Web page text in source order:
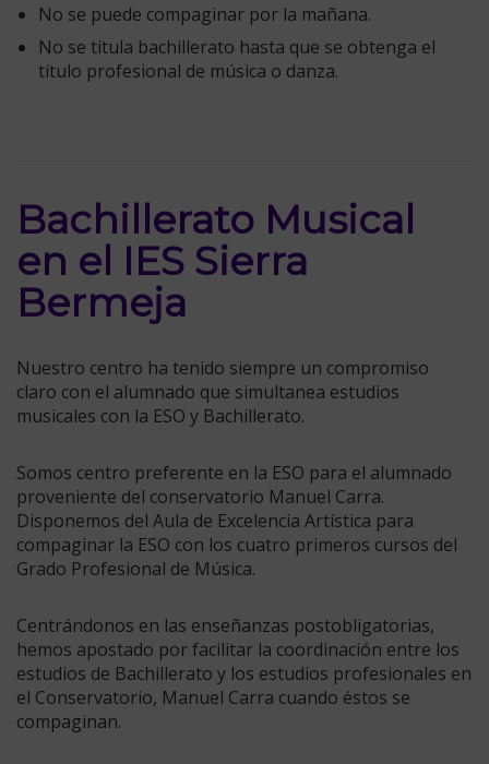
No se puede compaginar por la mañana.
No se titula bachillerato hasta que se obtenga el
título profesional de música o danza.
Bachillerato Musical
en el IES Sierra
Bermeja
Nuestro centro ha tenido siempre un compromiso
claro con el alumnado que simultanea estudios
musicales con la ESO y Bachillerato.
Somos centro preferente en la ESO para el alumnado
proveniente del conservatorio Manuel Carra.
Disponemos del Aula de Excelencia Artística para
compaginar la ESO con los cuatro primeros cursos del
Grado Profesional de Música.
Centrándonos en las enseñanzas postobligatorias,
hemos apostado por facilitar la coordinación entre los
estudios de Bachillerato y los estudios profesionales en
el Conservatorio, Manuel Carra cuando éstos se
compaginan.